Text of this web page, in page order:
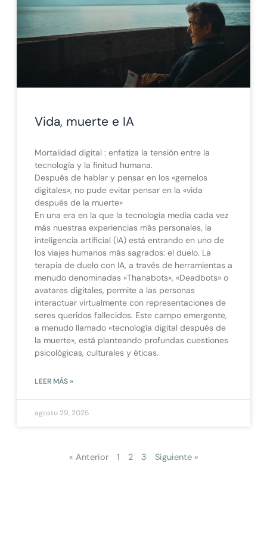
Vida, muerte e IA
Mortalidad digital : enfatiza la tensión entre la
tecnología y la finitud humana.
Después de hablar y pensar en los «gemelos
digitales», no pude evitar pensar en la «vida
después de la muerte»
En una era en la que la tecnología media cada vez
más nuestras experiencias más personales, la
inteligencia artificial (IA) está entrando en uno de
los viajes humanos más sagrados: el duelo. La
terapia de duelo con IA, a través de herramientas a
menudo denominadas «Thanabots», «Deadbots» o
avatares digitales, permite a las personas
interactuar virtualmente con representaciones de
seres queridos fallecidos. Este campo emergente,
a menudo llamado «tecnología digital después de
la muerte», está planteando profundas cuestiones
psicológicas, culturales y éticas.
LEER MÁS »
agosto 29, 2025
« Anterior 1 2 3 Siguiente »